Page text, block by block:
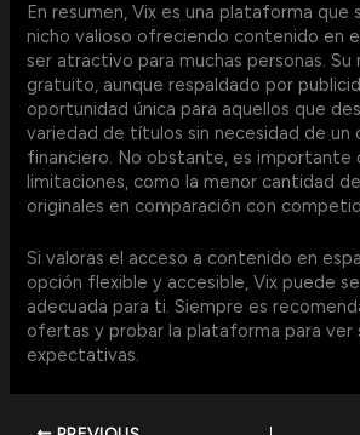
En resumen, Vix es una plataforma que
nicho valioso ofreciendo contenido en
ser atractivo para muchas personas.
gratuito, aunque respaldado por
oportunidad única para aquellos que
variedad de títulos sin necesidad de un
financiero. No obstante, es importante
limitaciones, como la menor cantidad
originales en comparación con
Si valoras el acceso a contenido en
opción flexible y accesible, Vix puede
adecuada para ti. Siempre es
ofertas y probar la plataforma para ver
expectativas.